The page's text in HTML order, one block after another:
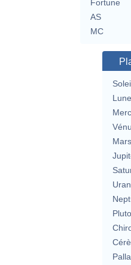
Fortune
AS
MC
Lune
Mars